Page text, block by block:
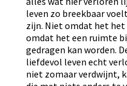
leven zo breekbaar
zijn. Niet omdat het
omdat het een ruimte
gedragen kan worden.
liefdevol leven echt
niet zomaar verdwijnt,